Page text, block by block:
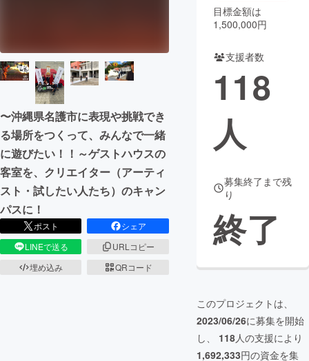
コミュニティ
〜沖縄県名護市に表現や挑戦でき
る場所をつくって、みんなで一緒
に遊びたい！！～ゲストハウスの
客室を、クリエイター（アーティ
スト・試したい人たち）のキャン
パスに！
ポスト
シェア
LINEで送る
URLコピー
埋め込み
QRコード
目標金額は
1,500,000円
支援者数
118
人
募集終了まで残
り
終了
このプロジェクトは、
2023/06/26に募集を開始
し、 118人の支援により
1,692,333円の資金を集